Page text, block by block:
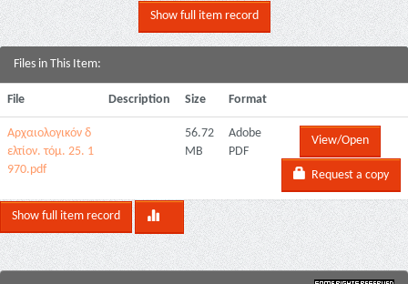
Show full item record
Files in This Item:
File Description Size Format
Αρχαιολογικόν δ
ελτίον. τόμ. 25. 1
970.pdf
56.72
MB
Adobe
PDF
View/Open
Request a copy
Show full item record